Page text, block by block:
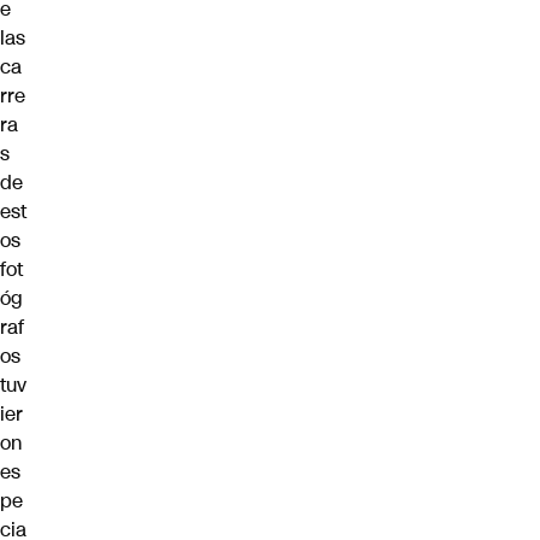
e
las
ca
rre
ra
s
de
est
os
fot
óg
raf
os
tuv
ier
on
es
pe
cia